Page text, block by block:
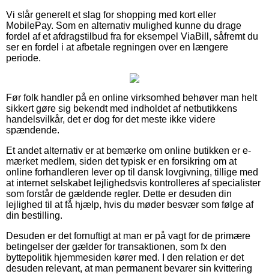
Vi slår generelt et slag for shopping med kort eller
MobilePay. Som en alternativ mulighed kunne du drage
fordel af et afdragstilbud fra for eksempel ViaBill, såfremt du
ser en fordel i at afbetale regningen over en længere
periode.
Før folk handler på en online virksomhed behøver man helt
sikkert gøre sig bekendt med indholdet af netbutikkens
handelsvilkår, det er dog for det meste ikke videre
spændende.
Et andet alternativ er at bemærke om online butikken er e-
mærket medlem, siden det typisk er en forsikring om at
online forhandleren lever op til dansk lovgivning, tillige med
at internet selskabet lejlighedsvis kontrolleres af specialister
som forstår de gældende regler. Dette er desuden din
lejlighed til at få hjælp, hvis du møder besvær som følge af
din bestilling.
Desuden er det fornuftigt at man er på vagt for de primære
betingelser der gælder for transaktionen, som fx den
byttepolitik hjemmesiden kører med. I den relation er det
desuden relevant, at man permanent bevarer sin kvittering